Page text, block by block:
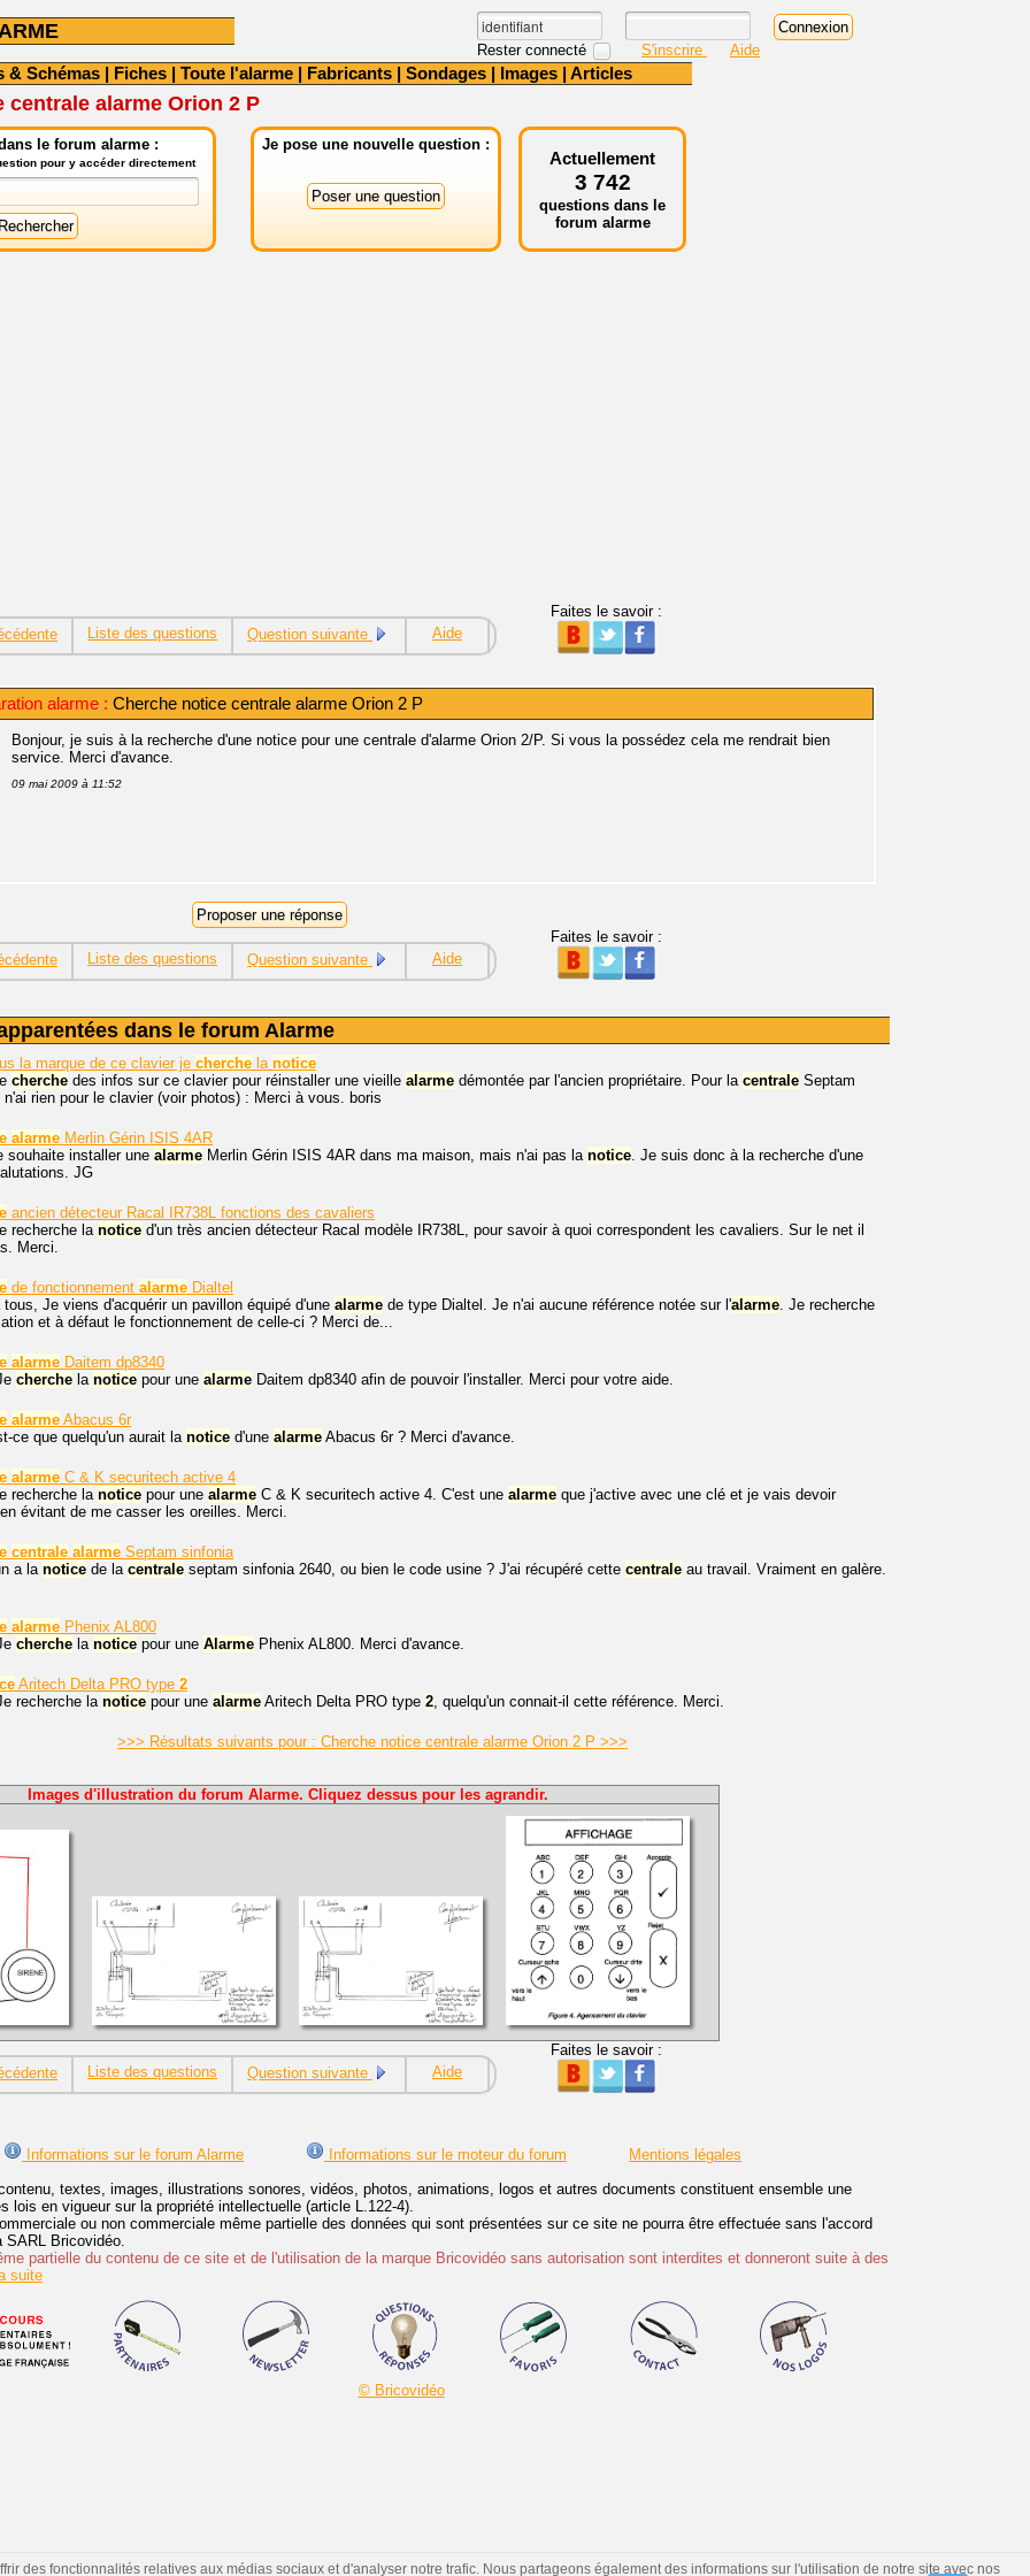
Rester connecté S'inscrire Aide
& Schémas | Fiches | Toute l'alarme | Fabricants | Sondages | Images | Articles
centrale alarme Orion 2 P
le forum alarme :
pour y accéder directement
Je pose une nouvelle question :
Actuellement
3 742
questions dans le
forum alarme
Liste des questions Question suivante Aide
Faites le savoir :
alarme : Cherche notice centrale alarme Orion 2 P
Bonjour, je suis à la recherche d'une notice pour une centrale d'alarme Orion 2/P. Si vous la possédez cela me rendrait bien
service. Merci d'avance.
09 mai 2009 à 11:52
Liste des questions Question suivante Aide
Faites le savoir :
dans le forum Alarme
la marque de ce clavier je cherche la notice
cherche des infos sur ce clavier pour réinstaller une vieille alarme démontée par l'ancien propriétaire. Pour la centrale Septam
rien pour le clavier (voir photos) : Merci à vous. boris
alarme Merlin Gérin ISIS 4AR
souhaite installer une alarme Merlin Gérin ISIS 4AR dans ma maison, mais n'ai pas la notice. Je suis donc à la recherche d'une
JG
ancien détecteur Racal IR738L fonctions des cavaliers
recherche la notice d'un très ancien détecteur Racal modèle IR738L, pour savoir à quoi correspondent les cavaliers. Sur le net il
Merci.
de fonctionnement alarme Dialtel
Je viens d'acquérir un pavillon équipé d'une alarme de type Dialtel. Je n'ai aucune référence notée sur l'alarme. Je recherche
et à défaut le fonctionnement de celle-ci ? Merci de...
alarme Daitem dp8340
cherche la notice pour une alarme Daitem dp8340 afin de pouvoir l'installer. Merci pour votre aide.
alarme Abacus 6r
ce que quelqu'un aurait lanotice d'une alarme Abacus 6r ? Merci d'avance.
alarme C & K securitech active 4
recherche la notice pour une alarme C & K securitech active 4. C'est une alarme que j'active avec une clé et je vais devoir
évitant de me casser les oreilles. Merci.
centrale alarme Septam sinfonia
a la notice de la centrale septam sinfonia 2640, ou bien le code usine ? J'ai récupéré cette centrale au travail. Vraiment en galère.
alarme Phenix AL800
cherche la notice pour une Alarme Phenix AL800. Merci d'avance.
Aritech Delta PRO type 2
recherche la notice pour une alarme Aritech Delta PRO type 2, quelqu'un connait-il cette référence. Merci.
>>> Résultats suivants pour : Cherche notice centrale alarme Orion 2 P >>>
Images d'illustration du forum Alarme. Cliquez dessus pour les agrandir.
Liste des questions Question suivante Aide
Faites le savoir :
Informations sur le forum Alarme Informations sur le moteur du forum
Mentions légales
textes, images, illustrations sonores, vidéos, photos, animations, logos et autres documents constituent ensemble une
lois en vigueur sur la propriété intellectuelle (article L.122-4).
ou non commerciale même partielle des données qui sont présentées sur ce site ne pourra être effectuée sans l'accord
SARL Bricovidéo.
partielle du contenu de ce site et de l'utilisation de la marque Bricovidéo sans autorisation sont interdites et donneront suite à des
suite
© Bricovidéo
des fonctionnalités relatives aux médias sociaux et d'analyser notre trafic. Nous partageons également des informations sur l'utilisation de notre site avec nos